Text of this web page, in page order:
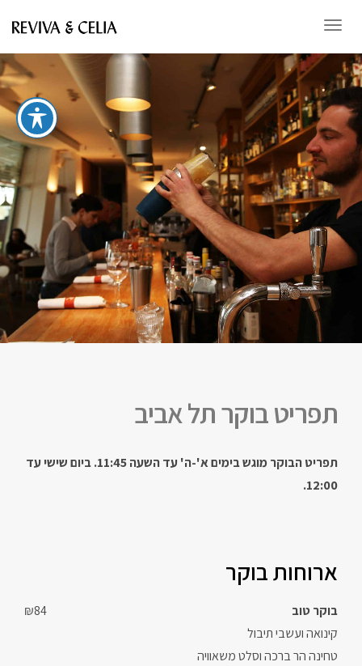
תפריט
תפריט בוקר תל אביב
תפריט הבוקר מוגש בימים א'-ה' עד השעה 11:45. ביום שישי עד
12:00.
ארוחות בוקר
בוקר טוב
₪84
קינואה ועשבי תיבול
טחינה הר ברכה וסלט משאוויה